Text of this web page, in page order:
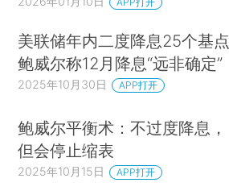
美联储年内二度降息25个基点
鲍威尔称12月降息“远非确定”
2025年10月30日 APP打开
鲍威尔平衡术：不过度降息，
但会停止缩表
2025年10月15日 APP打开